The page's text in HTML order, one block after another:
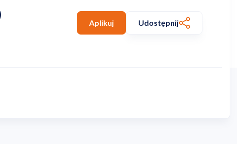
Aplikuj Udostępnij